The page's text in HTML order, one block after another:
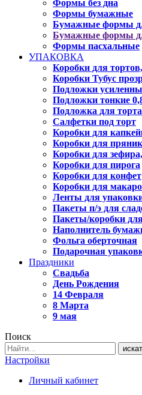
Формы без дна
Формы бумажные
Бумажные формы
Бумажные формы
Формы пасхальные
УПАКОВКА
Коробки для
Коробки Тубус
Подложки
Подложки тонкие
Подложка для
Салфетки под торт
Коробки для
Коробки для
Коробки для
Коробки для пирога
Коробки для конфет
Коробки для
Ленты для
Пакеты п/э для
Пакеты/коробки
Наполнитель
Фольга оберточная
Подарочная
Праздники
Свадьба
День Рождения
14 Февраля
8 Марта
9 мая
Поиск
Настройки
Личный кабинет